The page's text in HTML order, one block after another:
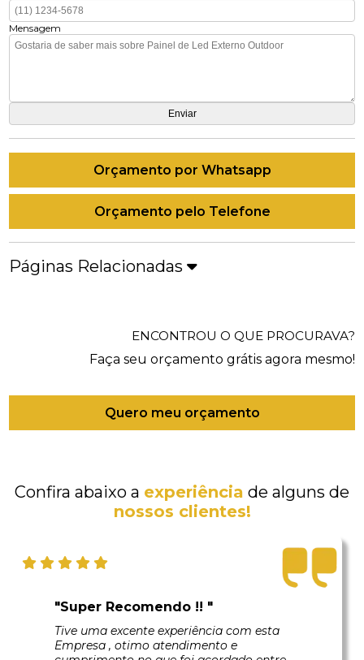
Mensagem
Orçamento por Whatsapp
Orçamento pelo Telefone
Páginas Relacionadas
ENCONTROU O QUE PROCURAVA?
Faça seu orçamento grátis agora mesmo!
Quero meu orçamento
Confira abaixo a experiência de alguns de
nossos clientes!
"Super Recomendo !! "
Tive uma excente experiência com esta
Empresa , otimo atendimento e